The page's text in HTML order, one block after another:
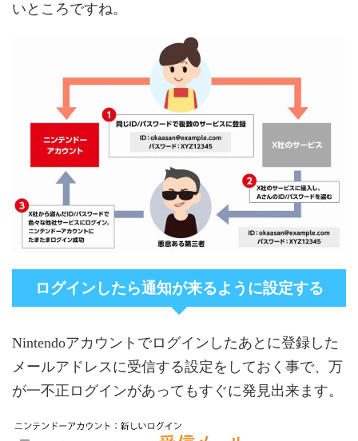
いところですね。
ログインしたら通知が来るように設定する
Nintendoアカウントでログインしたあとに登録した
メールアドレスに受信する設定をしておく事で、万
が一不正ログインがあってもすぐに発見出来ます。